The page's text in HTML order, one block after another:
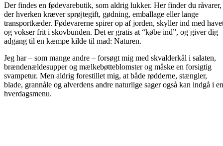
Der findes en fødevarebutik, som aldrig lukker. Her finder du råvarer,
der hverken kræver sprøjtegift, gødning, emballage eller lange
transportkæder. Fødevarerne spirer op af jorden, skyller ind med
og vokser frit i skovbunden. Det er gratis at “købe ind”, og giver dig
adgang til en kæmpe kilde til mad: Naturen.
Jeg har – som mange andre – forsøgt mig med skvalderkål i salaten,
brændenældesupper og mælkebøtteblomster og måske en forsigtig
svampetur. Men aldrig forestillet mig, at både rødderne, stængler,
blade, grannåle og alverdens andre naturlige sager også kan indgå i en
hverdagsmenu.